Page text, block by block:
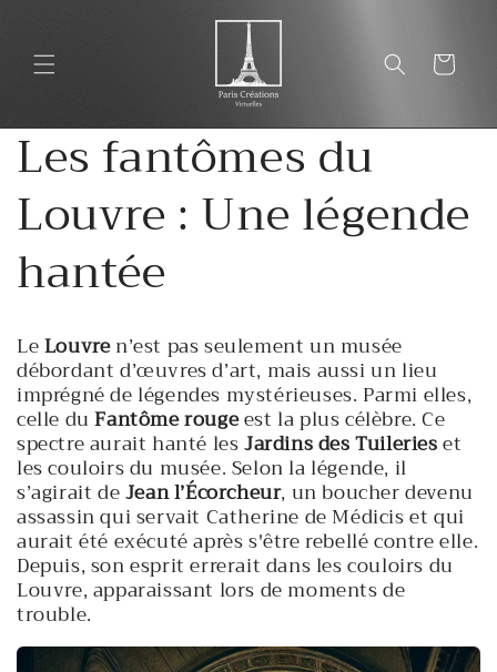
contenu
Panier
Les fantômes du
Louvre : Une légende
hantée
LeLouvren’est pas seulement un musée
débordant d’œuvres d’art, mais aussi un lieu
imprégné de légendes mystérieuses. Parmi elles,
celle duFantôme rougeest la plus célèbre. Ce
spectre aurait hanté lesJardins des Tuilerieset
les couloirs du musée. Selon la légende, il
s’agirait deJean l’Écorcheur, un boucher devenu
assassin qui servait Catherine de Médicis et qui
aurait été exécuté après s'être rebellé contre elle.
Depuis, son esprit errerait dans les couloirs du
Louvre, apparaissant lors de moments de
trouble.